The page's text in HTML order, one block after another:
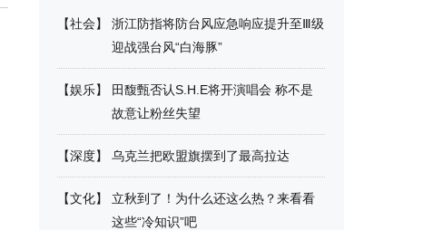
【社会】
浙江防指将防台风应急响应提升至Ⅲ级
迎战强台风“白海豚”
【娱乐】
田馥甄否认S.H.E将开演唱会 称不是
故意让粉丝失望
【深度】 乌克兰把欧盟旗摆到了最高拉达
【文化】
立秋到了！为什么还这么热？来看看
这些“冷知识”吧